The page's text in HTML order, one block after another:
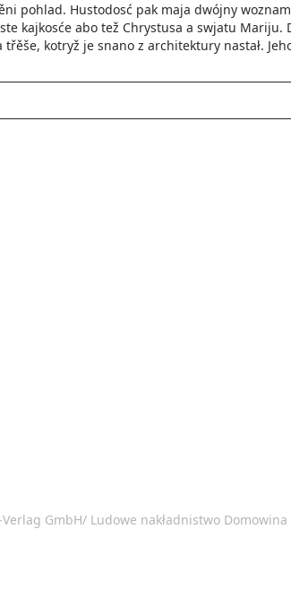
pohlad. Hustodosć pak maja dwójny
kajkosće abo tež Chrystusa a swjatu
kotryž je snano z architektury nastał.
GmbH/ Ludowe nakładnistwo Domowina